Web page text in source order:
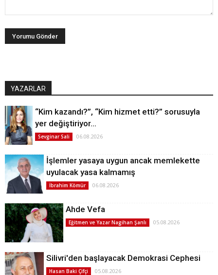
YAZARLAR
“Kim kazandı?”, “Kim hizmet etti?” sorusuyla
yer değiştiriyor…
Sevginar Sali 06.08.2026
İşlemler yasaya uygun ancak memlekette
uyulacak yasa kalmamış
İbrahim Kömür 06.08.2026
Ahde Vefa
Eğitmen ve Yazar Nagihan Şanlı 05.08.2026
Silivri'den başlayacak Demokrasi Cephesi
Hasan Baki Çifçi 05.08.2026